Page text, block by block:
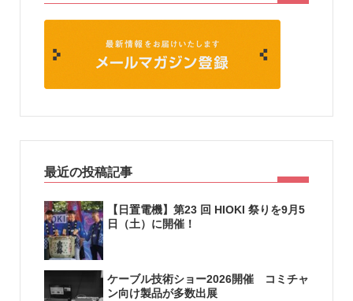
最近の投稿記事
【日置電機】第23 回 HIOKI 祭りを9月5
日（土）に開催！
ケーブル技術ショー2026開催 コミチャ
ン向け製品が多数出展